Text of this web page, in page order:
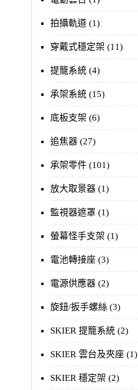
拍攝軌道 (1)
穿戴式穩定架 (11)
提籠系統 (4)
承架系統 (15)
底板支架 (6)
追焦器 (27)
承架零件 (101)
放大取景器 (1)
監視器遮罩 (1)
螢幕怪手支架 (1)
電池轉接座 (3)
電源供應器 (2)
旋鈕/扳手螺絲 (3)
SKIER 提籠系統 (2)
SKIER 雲台及夾座 (1)
SKIER 穩定架 (2)